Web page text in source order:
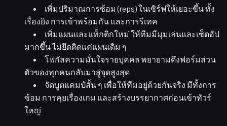
เพิ่มปริมาณการซ้อม (reps)ในเซิร์ฟให้เยอะขึ้น ทั้ง
เรื่องยิง การเข้าพร้อมกัน และการรีเทค
เพิ่มแผนและแท็กติกใหม่ ให้ทีมมีมุมเล่นและเซ็ตอัป
มากขึ้น ไม่ยึดติดแค่แผนเดิม ๆ
โฟกัสความมั่นใจรายบุคคล พยายามดึงฟอร์มส่วน
ตัวของทุกคนกลับมาสู่จุดสูงสุด
จัดบูตแคมป์สั้น ๆ เพื่อให้ทีมอยู่ด้วยกันจริง มีทั้งการ
ซ้อม การคุยเรื่องเกม และสร้างบรรยากาศก่อนเข้าทัวร์
ใหญ่